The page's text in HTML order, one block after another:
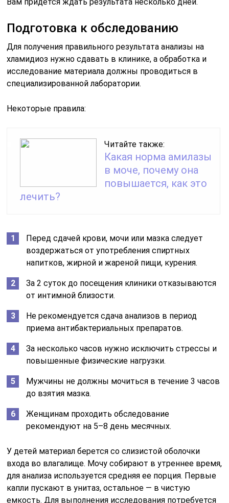
Подготовка к обследованию
Для получения правильного результата анализы на
хламидиоз нужно сдавать в клинике, а обработка и
исследование материала должны проводиться в
специализированной лаборатории.
Некоторые правила:
Читайте также:
Какая норма амилазы
в моче, почему она
повышается, как это
лечить?
Перед сдачей крови, мочи или мазка следует
воздержаться от употребления спиртных
напитков, жирной и жареной пищи, курения.
За 2 суток до посещения клиники отказываются
от интимной близости.
Не рекомендуется сдача анализов в период
приема антибактериальных препаратов.
За несколько часов нужно исключить стрессы и
повышенные физические нагрузки.
Мужчины не должны мочиться в течение 3 часов
до взятия мазка.
Женщинам проходить обследование
рекомендуют на 5–8 день месячных.
У детей материал берется со слизистой оболочки
входа во влагалище. Мочу собирают в утреннее время,
для анализа используется средняя ее порция. Первые
капли пускают в унитаз, остальное — в чистую
емкость. Для выполнения исследования потребуется